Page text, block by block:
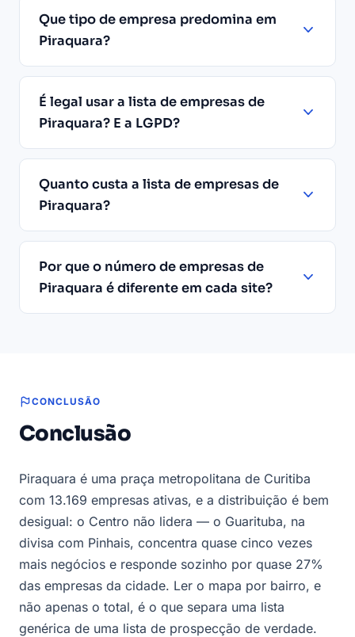
Que tipo de empresa predomina em
Piraquara?
É legal usar a lista de empresas de
Piraquara? E a LGPD?
Quanto custa a lista de empresas de
Piraquara?
Por que o número de empresas de
Piraquara é diferente em cada site?
CONCLUSÃO
Conclusão
Piraquara é uma praça metropolitana de Curitiba
com 13.169 empresas ativas, e a distribuição é bem
desigual: o Centro não lidera — o Guarituba, na
divisa com Pinhais, concentra quase cinco vezes
mais negócios e responde sozinho por quase 27%
das empresas da cidade. Ler o mapa por bairro, e
não apenas o total, é o que separa uma lista
genérica de uma lista de prospecção de verdade.